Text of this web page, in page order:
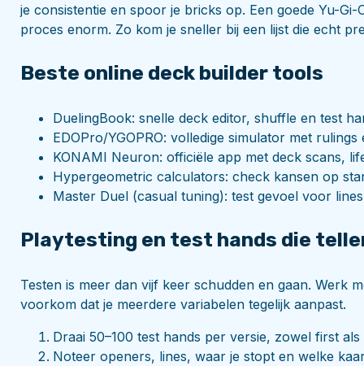
je consistentie en spoor je bricks op. Een goede Yu-
proces enorm. Zo kom je sneller bij een lijst die echt
Beste online deck builder tools
DuelingBook: snelle deck editor, shuffle en test
EDOPro/YGOPRO: volledige simulator met
KONAMI Neuron: officiële app met deck scans,
Hypergeometric calculators: check kansen op
Master Duel (casual tuning): test gevoel voor
Playtesting en test hands die
Testen is meer dan vijf keer schudden en gaan. Werk
voorkom dat je meerdere variabelen tegelijk aanpast.
Draai 50–100 test hands per versie, zowel first als
Noteer openers, lines, waar je stopt en welke